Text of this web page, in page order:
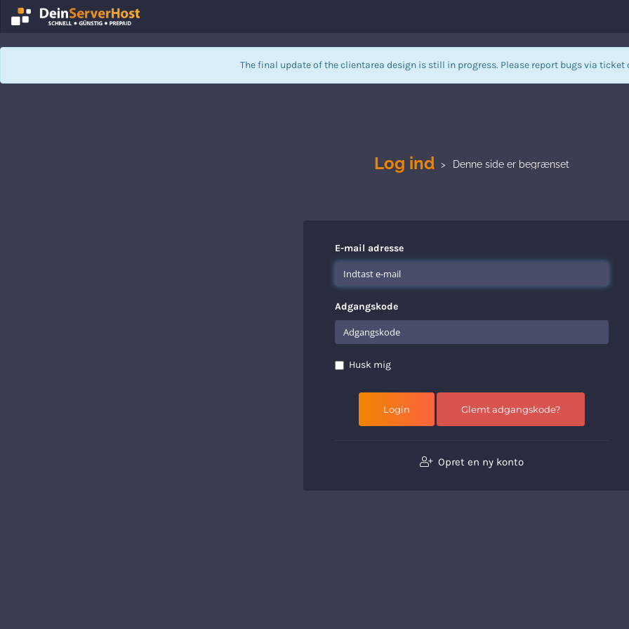
The final update of the clientarea design is still in progress. Please report bugs via ticket
Log ind Denne side er begrænset
E-mail adresse
Adgangskode
Husk mig
Glemt adgangskode?
Opret en ny konto